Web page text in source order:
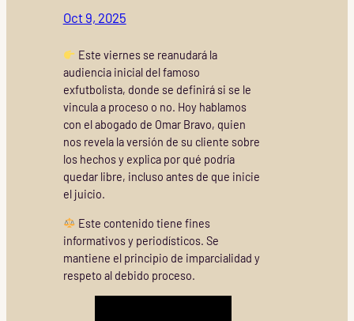
Oct 9, 2025
Este viernes se reanudará la
audiencia inicial del famoso
exfutbolista, donde se definirá si se le
vincula a proceso o no. Hoy hablamos
con el abogado de Omar Bravo, quien
nos revela la versión de su cliente sobre
los hechos y explica por qué podría
quedar libre, incluso antes de que inicie
el juicio.
Este contenido tiene fines
informativos y periodísticos. Se
mantiene el principio de imparcialidad y
respeto al debido proceso.